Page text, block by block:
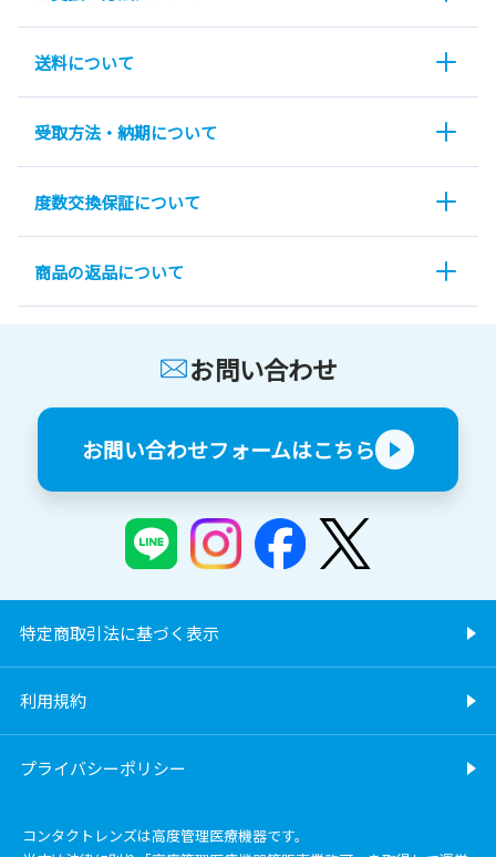
送料について
受取方法・納期について
度数交換保証について
商品の返品について
お問い合わせ
お問い合わせフォームはこちら
特定商取引法に基づく表示
利用規約
プライバシーポリシー
コンタクトレンズは高度管理医療機器です。